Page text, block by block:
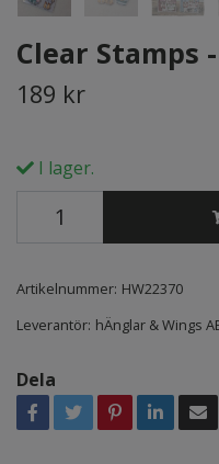
Clear Stamps
189 kr
I lager.
Artikelnummer: HW22370
Leverantör: hÄnglar & Wings
Dela